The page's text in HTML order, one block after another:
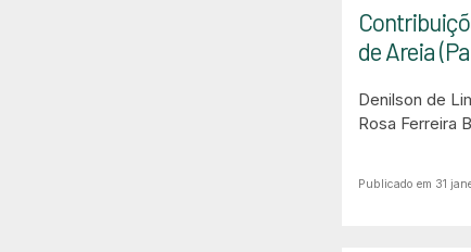
de Areia
Denilson de
Rosa Ferreira
Publicado em 31